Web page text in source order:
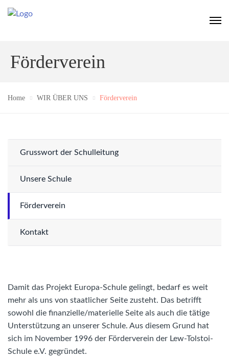
Förderverein
Home WIR ÜBER UNS Förderverein
Grusswort der Schulleitung
Unsere Schule
Förderverein
Kontakt
Damit das Projekt Europa-Schule gelingt, bedarf es weit
mehr als uns von staatlicher Seite zusteht. Das betrifft
sowohl die finanzielle/materielle Seite als auch die tätige
Unterstützung an unserer Schule. Aus diesem Grund hat
sich im November 1996 der Förderverein der Lew-Tolstoi-
Schule e.V. gegründet.